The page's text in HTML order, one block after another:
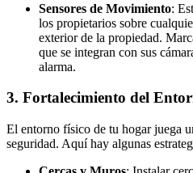
Sensores de Movimiento:
los propietarios sobre
exterior de la propiedad.
que se integran con sus
alarma.
3. Fortalecimiento del
El entorno físico de tu hogar juega
seguridad. Aquí hay algunas